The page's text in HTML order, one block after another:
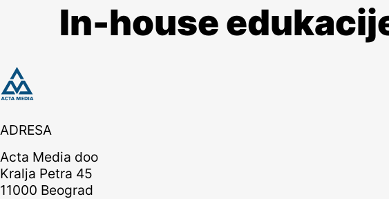
In-house
ADRESA
Acta Media doo
Kralja Petra 45
11000 Beograd